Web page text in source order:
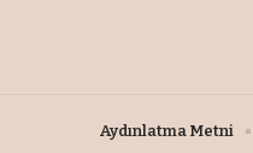
Aydınlatma Metni